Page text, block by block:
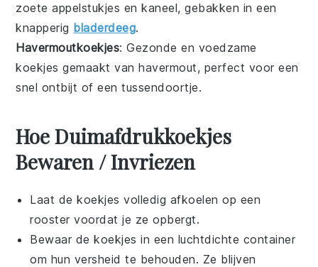
zoete appelstukjes en kaneel, gebakken in een
knapperig bladerdeeg.
Havermoutkoekjes: Gezonde en voedzame
koekjes gemaakt van havermout, perfect voor een
snel ontbijt of een tussendoortje.
Hoe Duimafdrukkoekjes
Bewaren / Invriezen
Laat dekoekjes volledig afkoelen op een
rooster voordat je ze opbergt.
Bewaar dekoekjes in een luchtdichte container
om hun versheid te behouden. Ze blijven